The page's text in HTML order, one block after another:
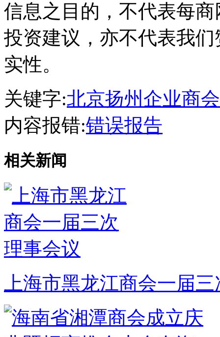
信息之目的，不代表每
投资建议，亦不代表我
实性。
关键字:北京扬州企业商会
内容报错:错误报告
相关新闻
上海市黑龙江商会一届